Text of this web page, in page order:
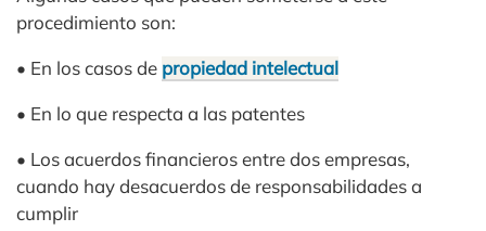
procedimiento son:
• En los casos de propiedad intelectual
• En lo que respecta a las patentes
• Los acuerdos financieros entre dos empresas,
cuando hay desacuerdos de responsabilidades a
cumplir